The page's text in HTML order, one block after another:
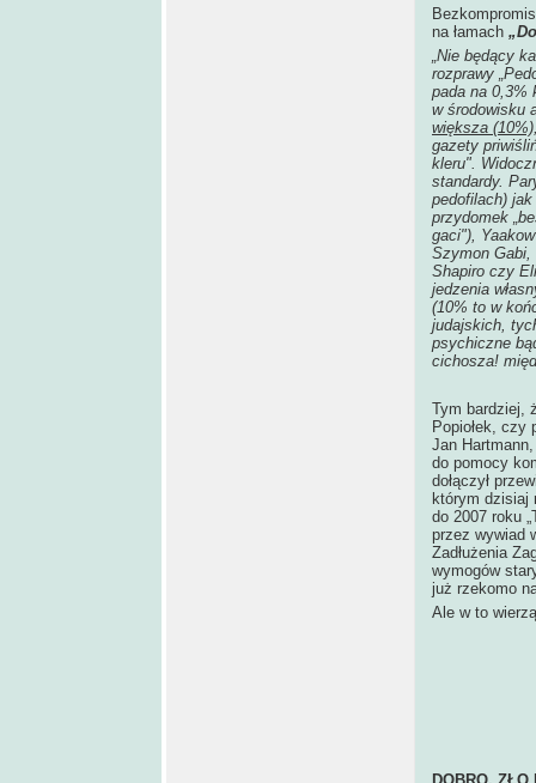
na łamach
„Nie będący
rozprawy
pada na
w środowisku
większa
gazety
kleru".
standardy.
pedofilach) jak
przydomek
gaci"),
Szymon Gabi,
Shapiro czy
jedzenia
(10% to w
judajskich,
psychiczne
cichosza!
Tym bardziej,
Popiołek, czy
Jan
do pomocy
dołączył
którym dzisiaj
do 2007 roku
przez wywiad
Zadłużenia
wymogów
już rzekomo
Ale w to